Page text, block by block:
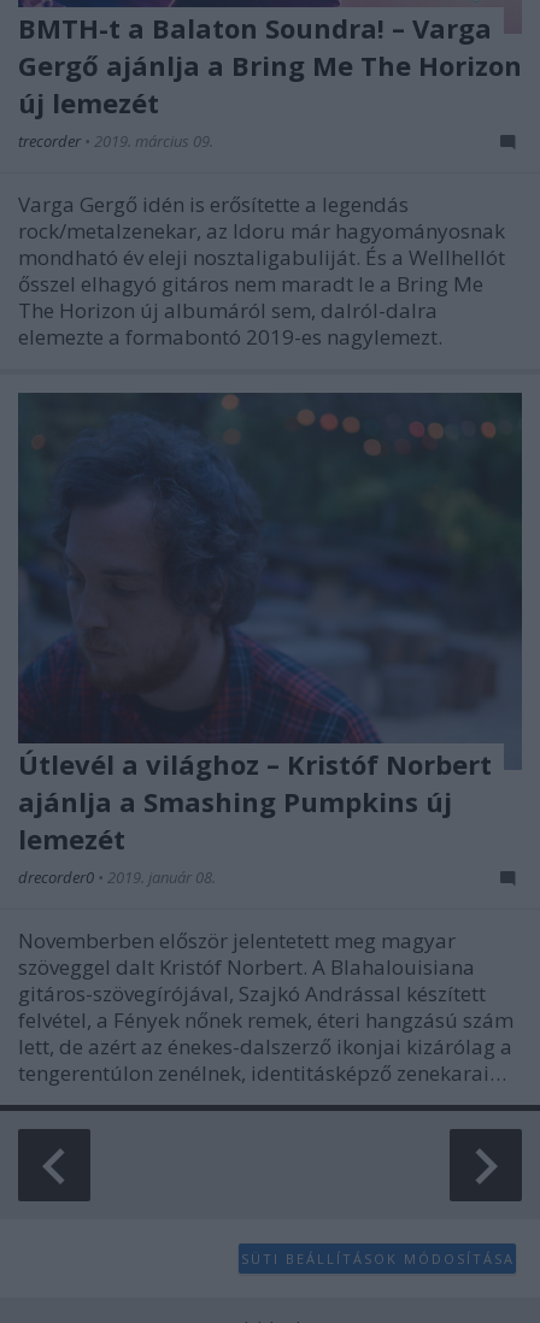
BMTH-t a Balaton Soundra! – Varga
Gergő ajánlja a Bring Me The Horizon
új lemezét
trecorder • 2019. március 09.
Varga Gergő idén is erősítette a legendás
rock/metalzenekar, az Idoru már hagyományosnak
mondható év eleji nosztaligabuliját. És a Wellhellót
ősszel elhagyó gitáros nem maradt le a Bring Me
The Horizon új albumáról sem, dalról-dalra
elemezte a formabontó 2019-es nagylemezt.
Útlevél a világhoz – Kristóf Norbert
ajánlja a Smashing Pumpkins új
lemezét
drecorder0 • 2019. január 08.
Novemberben először jelentetett meg magyar
szöveggel dalt Kristóf Norbert. A Blahalouisiana
gitáros-szövegírójával, Szajkó Andrással készített
felvétel, a Fények nőnek remek, éteri hangzású szám
lett, de azért az énekes-dalszerző ikonjai kizárólag a
tengerentúlon zenélnek, identitásképző zenekarai…
SÜTI BEÁLLÍTÁSOK MÓDOSÍTÁSA